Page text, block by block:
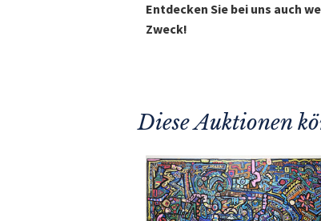
Entdecken Sie bei uns auch
Zweck!
Diese Auktionen